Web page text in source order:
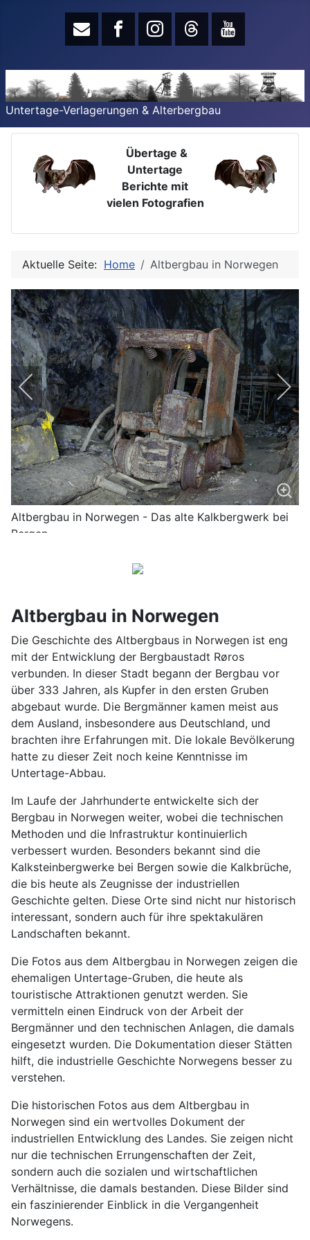
Untertage-Verlagerungen & Alterbergbau
Übertage &
Untertage
Berichte mit
vielen Fotografien
Aktuelle Seite: Home Altbergbau in Norwegen
Altbergbau in Norwegen - Das alte Kalkbergwerk bei
Bergen
Altbergbau in Norwegen
Die Geschichte des Altbergbaus in Norwegen ist eng
mit der Entwicklung der Bergbaustadt Røros
verbunden. In dieser Stadt begann der Bergbau vor
über 333 Jahren, als Kupfer in den ersten Gruben
abgebaut wurde. Die Bergmänner kamen meist aus
dem Ausland, insbesondere aus Deutschland, und
brachten ihre Erfahrungen mit. Die lokale Bevölkerung
hatte zu dieser Zeit noch keine Kenntnisse im
Untertage-Abbau.
Im Laufe der Jahrhunderte entwickelte sich der
Bergbau in Norwegen weiter, wobei die technischen
Methoden und die Infrastruktur kontinuierlich
verbessert wurden. Besonders bekannt sind die
Kalksteinbergwerke bei Bergen sowie die Kalkbrüche,
die bis heute als Zeugnisse der industriellen
Geschichte gelten. Diese Orte sind nicht nur historisch
interessant, sondern auch für ihre spektakulären
Landschaften bekannt.
Die Fotos aus dem Altbergbau in Norwegen zeigen die
ehemaligen Untertage-Gruben, die heute als
touristische Attraktionen genutzt werden. Sie
vermitteln einen Eindruck von der Arbeit der
Bergmänner und den technischen Anlagen, die damals
eingesetzt wurden. Die Dokumentation dieser Stätten
hilft, die industrielle Geschichte Norwegens besser zu
verstehen.
Die historischen Fotos aus dem Altbergbau in
Norwegen sind ein wertvolles Dokument der
industriellen Entwicklung des Landes. Sie zeigen nicht
nur die technischen Errungenschaften der Zeit,
sondern auch die sozialen und wirtschaftlichen
Verhältnisse, die damals bestanden. Diese Bilder sind
ein faszinierender Einblick in die Vergangenheit
Norwegens.